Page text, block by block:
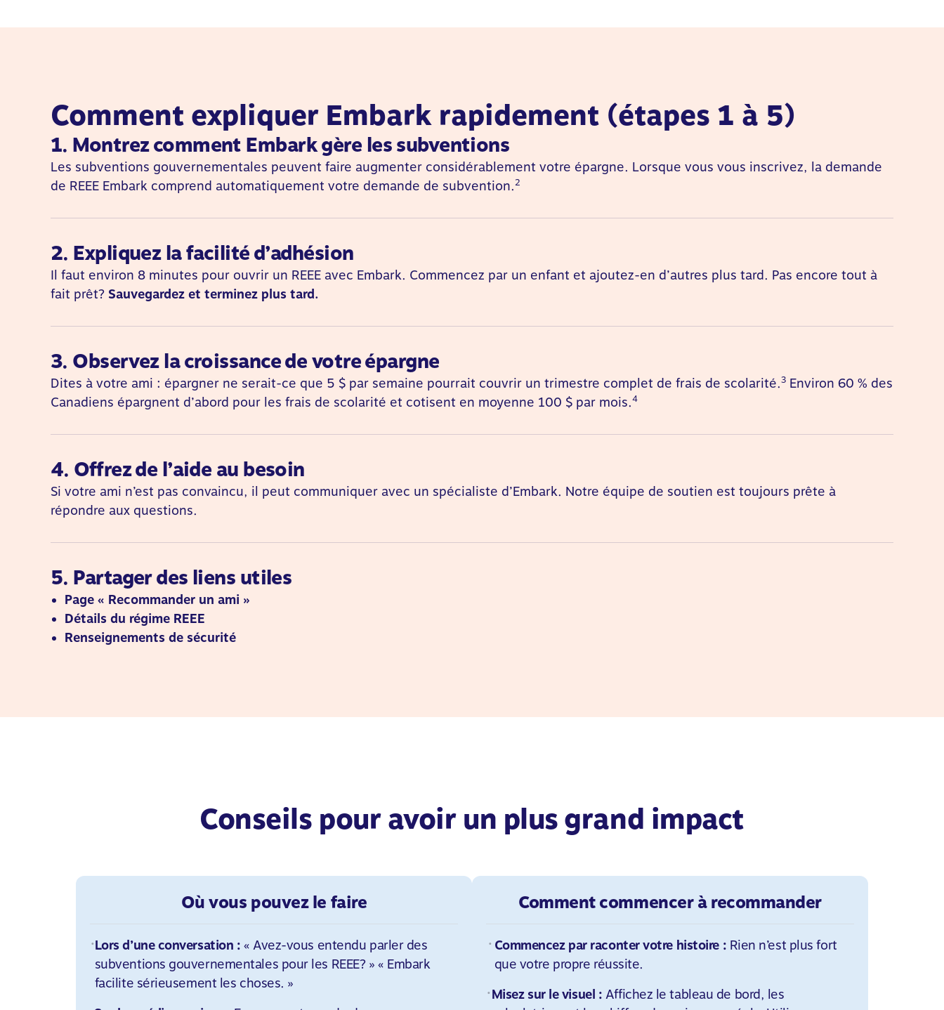
Comment expliquer Embark rapidement (étapes 1 à 5)
1. Montrez comment Embark gère les subventions
Les subventions gouvernementales peuvent faire augmenter considérablement votre épargne. Lorsque vous vous inscrivez, la demande
de REEE Embark comprend automatiquement votre demande de subvention.2
2. Expliquez la facilité d’adhésion
Il faut environ 8 minutes pour ouvrir un REEE avec Embark. Commencez par un enfant et ajoutez-en d’autres plus tard. Pas encore tout à
fait prêt? Sauvegardez et terminez plus tard.
3. Observez la croissance de votre épargne
Dites à votre ami : épargner ne serait-ce que 5 $ par semaine pourrait couvrir un trimestre complet de frais de scolarité.3 Environ 60 % des
Canadiens épargnent d’abord pour les frais de scolarité et cotisent en moyenne 100 $ par mois.4
4. Offrez de l’aide au besoin
Si votre ami n’est pas convaincu, il peut communiquer avec un spécialiste d’Embark. Notre équipe de soutien est toujours prête à
répondre aux questions.
5. Partager des liens utiles
Page « Recommander un ami »
Détails du régime REEE
Renseignements de sécurité
Conseils pour avoir un plus grand impact
Où vous pouvez le faire
Lors d’une conversation : « Avez-vous entendu parler des
subventions gouvernementales pour les REEE? » « Embark
facilite sérieusement les choses. »
Comment commencer à recommander
Commencez par raconter votre histoire : Rien n’est plus fort
que votre propre réussite.
Misez sur le visuel : Affichez le tableau de bord, les